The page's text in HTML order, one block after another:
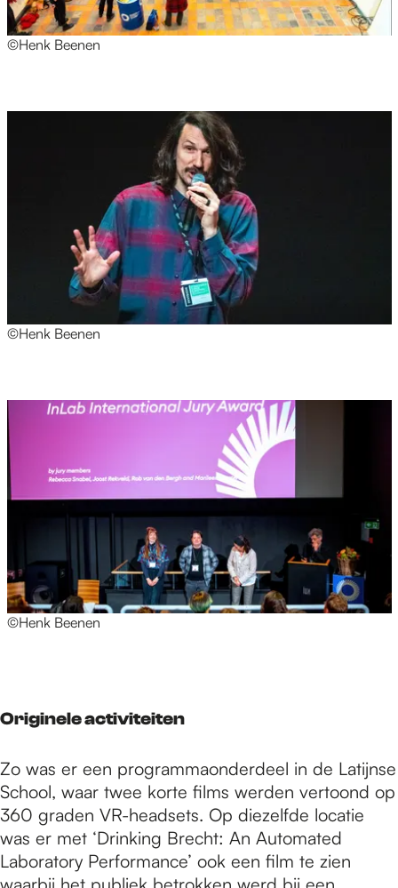
©Henk Beenen
©Henk Beenen
©Henk Beenen
Originele activiteiten
Zo was er een programmaonderdeel in de Latijnse
School, waar twee korte films werden vertoond op
360 graden VR-headsets. Op diezelfde locatie
was er met ‘Drinking Brecht: An Automated
Laboratory Performance’ ook een film te zien